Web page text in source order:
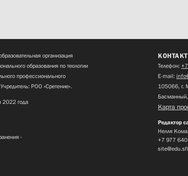
организация
образования по теологии
профессионального
РОО «Сретение».
2022 года
Телефон:
E-mail:
105066, г.
Карта
Редактор
Нелля
+7 977